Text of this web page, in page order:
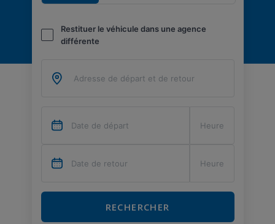
Restituer le véhicule dans une agence
différente
RECHERCHER